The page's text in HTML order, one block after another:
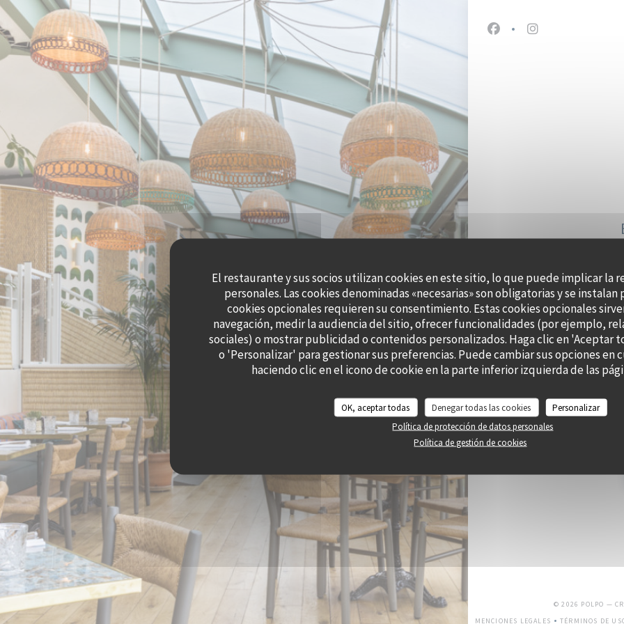
Personalización de sus opciones de cookies
El restaurante y sus socios utilizan cookies en este sitio, lo que puede implicar la
personales. Las cookies denominadas «necesarias» son obligatorias y se
cookies opcionales requieren su consentimiento. Estas cookies opcionales
navegación, medir la audiencia del sitio, ofrecer funcionalidades (por ejemplo,
sociales) o mostrar publicidad o contenidos personalizados. Haga clic en 'Aceptar
o 'Personalizar' para gestionar sus preferencias. Puede cambiar sus opciones en
haciendo clic en el icono de cookie en la parte inferior izquierda de las
OK, aceptar todas Denegar todas las cookies
Personalizar
Política de protección de datos personales
Política de gestión de cookies
Facebook ((abre en una
Instagram ((abre
47,
Suscríbase a nuestro
© 2026 POLPO —
MENCIONES LEGALES
TÉRMINOS DE